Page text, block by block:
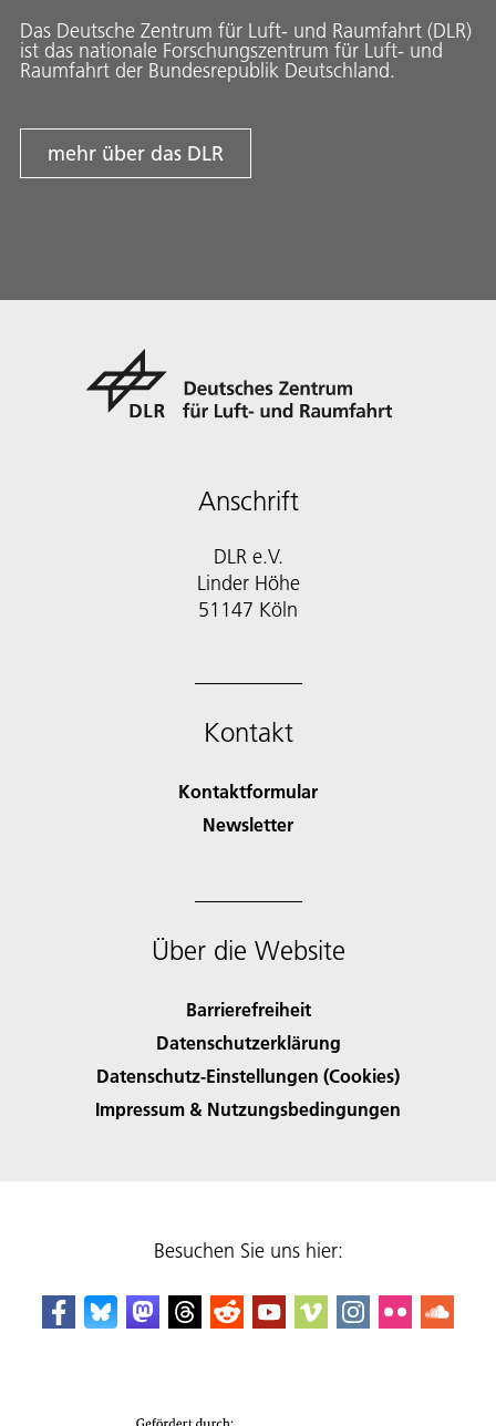
Das Deutsche Zentrum für Luft- und Raumfahrt (DLR)
ist das nationale Forschungszentrum für Luft- und
Raumfahrt der Bundesrepublik Deutschland.
mehr über das DLR
Anschrift
DLR e.V.
Linder Höhe
51147 Köln
Kontakt
Kontaktformular
Newsletter
Über die Website
Barrierefreiheit
Datenschutzerklärung
Datenschutz-Einstellungen (Cookies)
Impressum & Nutzungsbedingungen
Besuchen Sie uns hier: